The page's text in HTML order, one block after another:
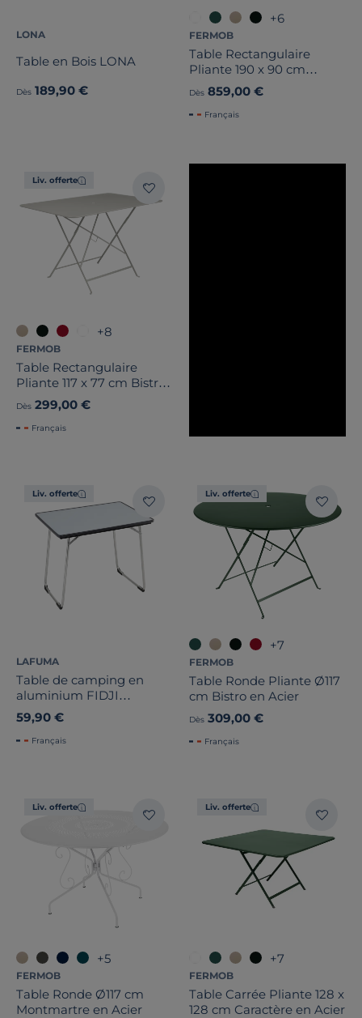
LONA
Table en Bois LONA
Dès 189,90 €
+6
FERMOB
Table Rectangulaire
Pliante 190 x 90 cm
Caractère en Acier
Dès 859,00 €
Français
Liv. offerte
+8
FERMOB
Table Rectangulaire
Pliante 117 x 77 cm Bistro
en Acier
Dès 299,00 €
Français
Liv. offerte
LAFUMA
Table de camping en
aluminium FIDJI
LAFUMA
59,90 €
Français
Liv. offerte
+7
FERMOB
Table Ronde Pliante Ø117
cm Bistro en Acier
Dès 309,00 €
Français
Liv. offerte
+5
FERMOB
Table Ronde Ø117 cm
Montmartre en Acier
Liv. offerte
+7
FERMOB
Table Carrée Pliante 128 x
128 cm Caractère en Acier